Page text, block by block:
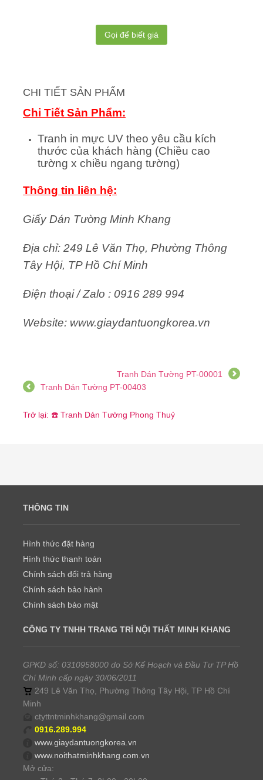
Gọi để biết giá
CHI TIẾT SẢN PHẨM
Chi Tiết Sản Phẩm:
Tranh in mực UV theo yêu cầu kích
thước của khách hàng (Chiều cao
tường x chiều ngang tường)
Thông tin liên hệ:
Giấy Dán Tường Minh Khang
Địa chỉ: 249 Lê Văn Thọ, Phường Thông
Tây Hội, TP Hồ Chí Minh
Điện thoại / Zalo : 0916 289 994
Website: www.giaydantuongkorea.vn
Tranh Dán Tường PT-00001
Tranh Dán Tường PT-00403
Trở lại: ☎️ Tranh Dán Tường Phong Thuỷ
THÔNG TIN
Hình thức đặt hàng
Hình thức thanh toán
Chính sách đổi trả hàng
Chính sách bảo hành
Chính sách bảo mật
CÔNG TY TNHH TRANG TRÍ NỘI THẤT MINH KHANG
GPKD số: 0310958000 do Sở Kế Hoạch và Đầu Tư TP Hồ
Chí Minh cấp ngày 30/06/2011
249 Lê Văn Thọ, Phường Thông Tây Hội, TP Hồ Chí
Minh
ctyttntminhkhang@gmail.com
0916.289.994
www.giaydantuongkorea.vn
www.noithatminhkhang.com.vn
Mở cửa: